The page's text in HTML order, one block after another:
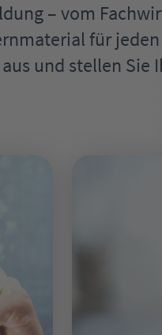
– vom
für
und stellen